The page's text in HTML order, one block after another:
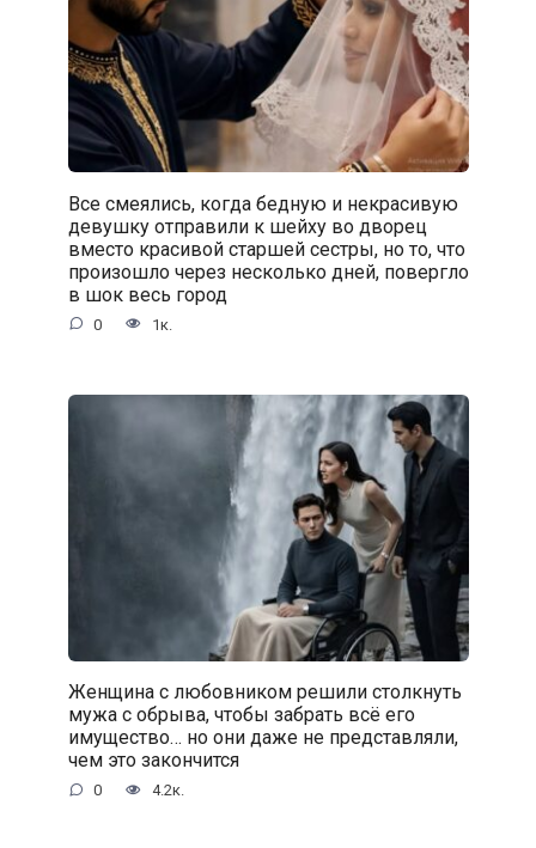
Все смеялись, когда бедную и некрасивую
девушку отправили к шейху во дворец
вместо красивой старшей сестры, но то, что
произошло через несколько дней, повергло
в шок весь город
0 1к.
Женщина с любовником решили столкнуть
мужа с обрыва, чтобы забрать всё его
имущество… но они даже не представляли,
чем это закончится
0 4.2к.